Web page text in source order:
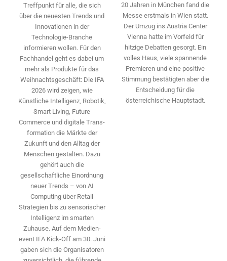
Treffpunkt für alle, die sich
über die neuesten Trends und
Innovationen in der
Technologie-­Branche
informieren wollen. Für den
Fachhandel geht es dabei um
mehr als Produkte für das
Weihnachtsgeschäft: Die IFA
2026 wird ­zeigen, wie
Künstliche Intelligenz, Robotik,
Smart Living, Future
Commerce und digitale Trans­
formation die Märkte der
Zukunft und den Alltag der
Menschen gestalten. Dazu
gehört auch die
gesellschaftliche Einordnung
neuer Trends – von AI
Computing über Retail
Strategien bis zu sensorischer
Intelligenz im smarten
Zuhause. Auf dem Medien­
event IFA Kick-Off am 30. Juni
gaben sich die Organisatoren
20 Jahren in München fand die
Messe erstmals in Wien statt.
Der Umzug ins Austria Center
Vienna hatte im Vorfeld für
hitzige Debatten gesorgt. Ein
volles Haus, viele spannende
Premieren und eine positive
Stimmung bestätigten aber die
Entscheidung für die
österreichische Hauptstadt.